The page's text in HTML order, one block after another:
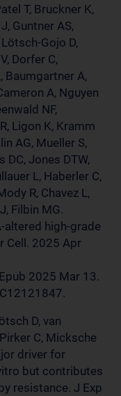
T, Bruckner K,
Guntner AS,
Gojo D,
Dorfer C,
Baumgartner A,
A, Nguyen
NF,
Ligon K, Kramm
AG, Mueller S,
DC, Jones DTW,
L, Haberler C,
R, Chavez L,
Filbin MG.
altered high-grade
Cell. 2025 Apr
2025 Mar 13.
D, van
C, Micksche
driver for
but contributes
resistance. J Exp